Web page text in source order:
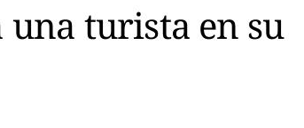
turista en su